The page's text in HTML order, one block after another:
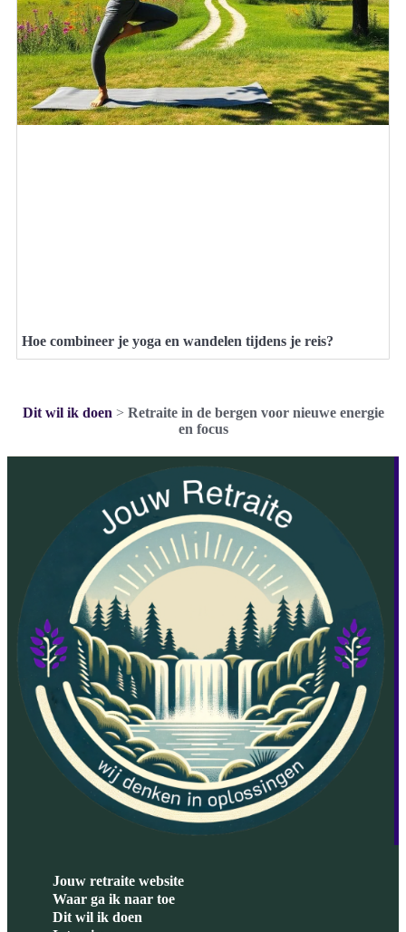
Hoe combineer je yoga en wandelen tijdens je reis?
Dit wil ik doen > Retraite in de bergen voor nieuwe energie
en focus
Jouw retraite website
Waar ga ik naar toe
Dit wil ik doen